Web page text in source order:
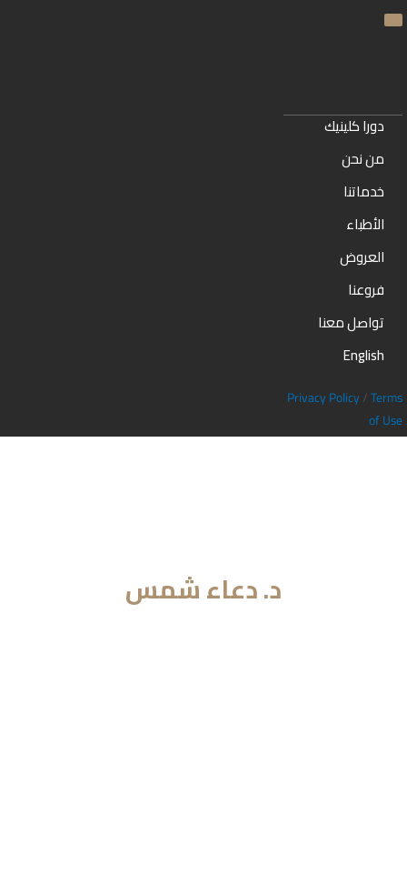
دورا كلينيك
من نحن
خدماتنا
اﻷطباء
العروض
فروعنا
تواصل معنا
English
Privacy Policy/Terms
of Use
د. دعاء شمس